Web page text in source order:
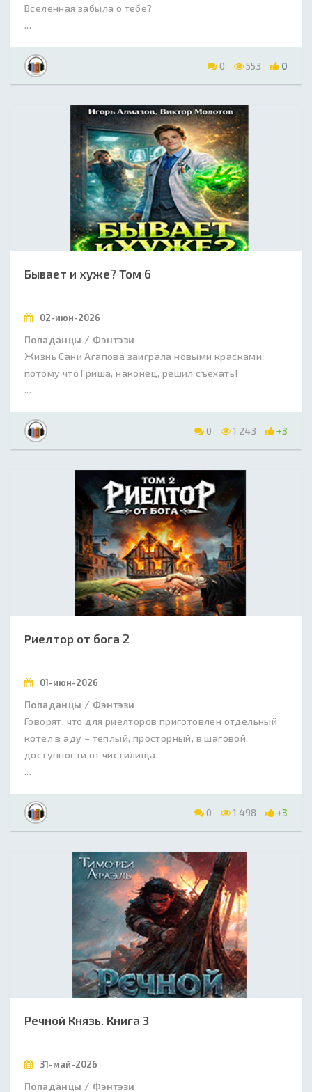
Вселенная забыла о тебе?
...
0 553 0
Бывает и хуже? Том 6
02-июн-2026
Попаданцы / Фэнтэзи
Жизнь Сани Агапова заиграла новыми красками,
потому что Гриша, наконец, решил съехать!
...
0 1 243 +3
Риелтор от бога 2
01-июн-2026
Попаданцы / Фэнтэзи
Говорят, что для риелторов приготовлен отдельный
котёл в аду – тёплый, просторный, в шаговой
доступности от чистилища.
...
0 1 498 +3
Речной Князь. Книга 3
31-май-2026
Попаданцы / Фэнтэзи